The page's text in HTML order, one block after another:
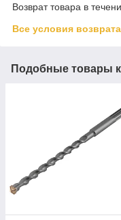
Возврат товара в
Все условия возврата
Подобные товары